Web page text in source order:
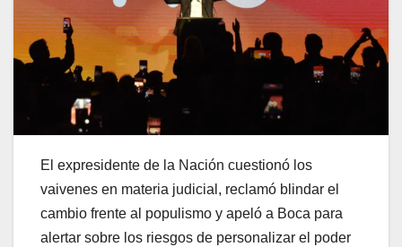
El expresidente de la Nación cuestionó los
vaivenes en materia judicial, reclamó blindar el
cambio frente al populismo y apeló a Boca para
alertar sobre los riesgos de personalizar el poder